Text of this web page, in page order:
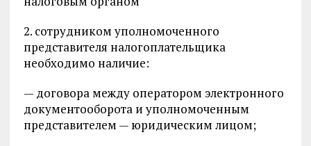
2. сотрудником уполномоченного
представителя налогоплательщика
необходимо наличие:
— договора между оператором электронного
документооборота и уполномоченным
представителем — юридическим лицом;